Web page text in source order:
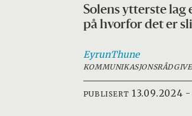
Solens ytterste lag
på hvorfor det er
EyrunThune
PUBLISERT 13.09.2024